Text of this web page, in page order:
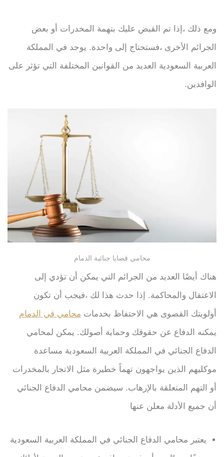
ومع ذلك ،إذا تم القبض عليك بتهمة المخدرات أو بعض
الجرائم الأخرى ،فستحتاج إلى واحدة. يوجد في المملكة
العربية السعودية العديد من القوانين المختلفة التي تؤثر على
الوافدين.
محامي قضايا جنائية الدمام
هناك أيضًا العديد من الجرائم التي يمكن أن تؤدي إلى
الاعتقال والمحاكمة. إذا حدث هذا لك ،فيجب أن تكون
أولويتك القصوى هي الاحتفاظ بخدمات محامي في الدمام
يمكنه الدفاع عن حقوقك وحماية أصولك. يمكن لمحامي
الدفاع الجنائي في المملكة العربية السعودية مساعدة
موكليهم الذين يواجهون تهماً خطيرة مثل الاتجار بالمخدرات
أو التهم المتعلقة بالإرهاب. سيضمن محامي الدفاع الجنائي
أن جميع الأدلة معلن عنها
يعتبر محامي الدفاع الجنائي في المملكة العربية السعودية